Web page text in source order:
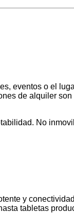
eventos o el
de alquiler
No
y
tabletas